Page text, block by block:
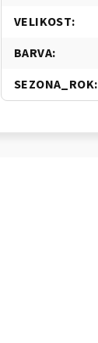
VELIKOST:
BARVA:
SEZONA_ROK: